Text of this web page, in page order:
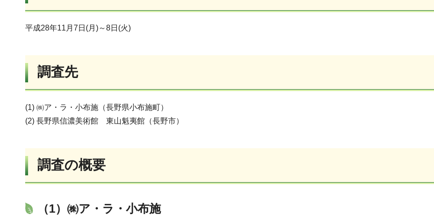
平成28年11月7日(月)～8日(火)
調査先
(1) ㈱ア・ラ・小布施（長野県小布施町）
(2) 長野県信濃美術館 東山魁夷館（長野市）
調査の概要
（1） ㈱ア・ラ・小布施